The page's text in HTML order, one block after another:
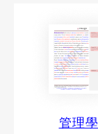
管理學